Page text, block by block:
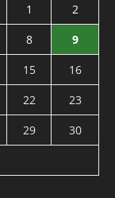
1
2
8
9
15
16
22
23
29
30